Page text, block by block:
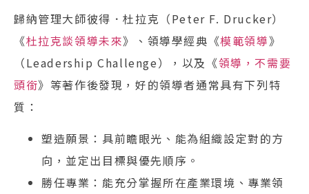
歸納管理大師彼得．杜拉克（Peter F. Drucker）
《杜拉克談領導未來》、領導學經典《模範領導》
（Leadership Challenge），以及《領導，不需要
頭銜》等著作後發現，好的領導者通常具有下列特
質：
塑造願景：具前瞻眼光、能為組織設定對的方
向，並定出目標與優先順序。
勝任專業：能充分掌握所在產業環境、專業領